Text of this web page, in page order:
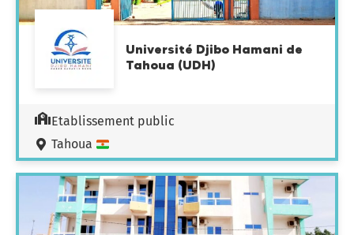
Université Djibo Hamani de
Tahoua (UDH)
Etablissement public
Tahoua